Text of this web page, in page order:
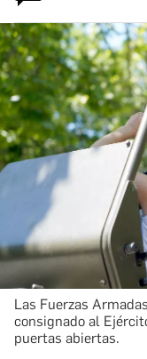
Las Fuerzas
consignado al
puertas abiertas.